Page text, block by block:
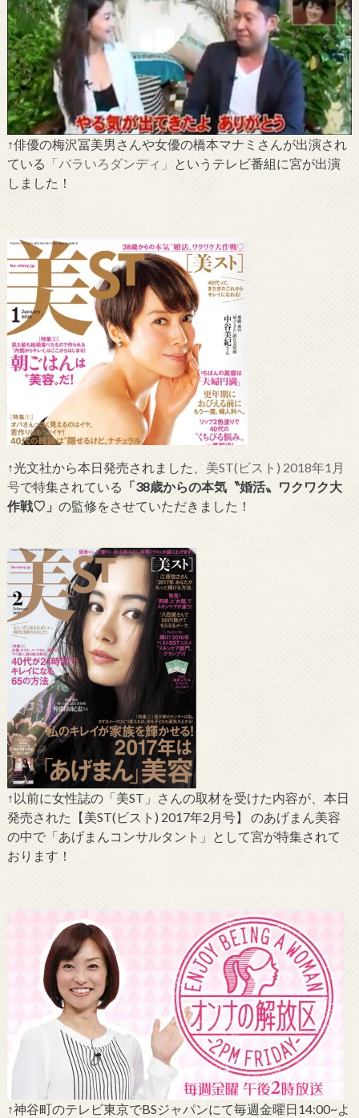
↑俳優の梅沢冨美男さんや女優の橋本マナミさんが出演され
ている 「バラいろダンディ」 というテレビ番組に宮が出演
しました！
↑光文社から本日発売されました、 美ST(ビスト) 2018年1月
号で特集されている 「38歳からの本気〝婚活〟ワクワク大
作戦♡」 の監修をさせていただきました！
↑以前に女性誌の「美ST」さんの取材を受けた内容が、本日
発売された【美ST(ビスト) 2017年2月号】 のあげまん美容
の中で「あげまんコンサルタント」として宮が特集されて
おります！
↑神谷町のテレビ東京でBSジャパンにて毎週金曜日14:00~よ